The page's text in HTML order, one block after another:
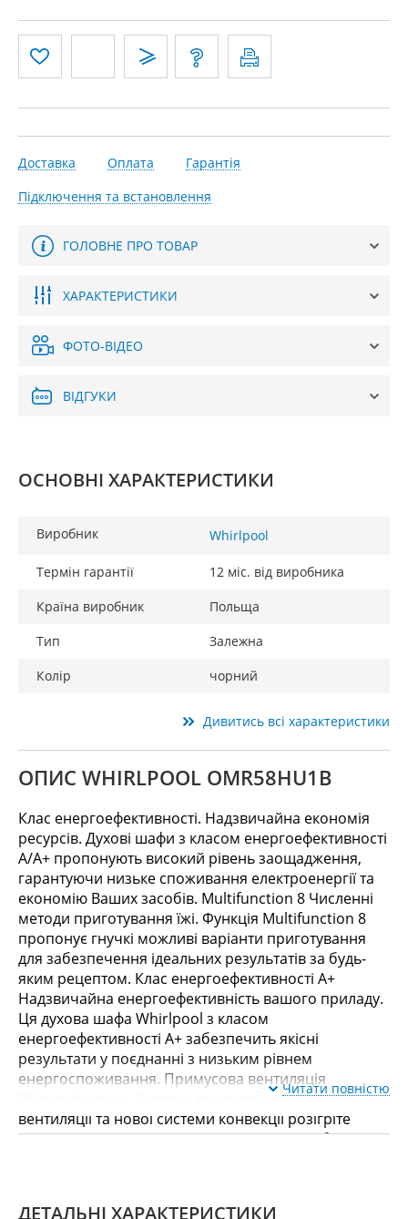
Доставка Оплата
Гарантія
Підключення та встановлення
ГОЛОВНЕ ПРО ТОВАР
ХАРАКТЕРИСТИКИ
ФОТО-ВІДЕО
ВІДГУКИ
ОСНОВНІ ХАРАКТЕРИСТИКИ
Виробник Whirlpool
Термін гарантії
12 міс. від виробника
Країна виробник
Польща
Тип
Залежна
Колір
чорний
Дивитись всі характеристики
ОПИС WHIRLPOOL OMR58HU1B
Клас енергоефективності. Надзвичайна економія
ресурсів. Духові шафи з класом енергоефективності
А/А+ пропонують високий рівень заощадження,
гарантуючи низьке споживання електроенергії та
економію Ваших засобів. Multifunction 8 Численні
методи приготування їжі. Функція Multifunction 8
пропонує гнучкі можливі варіанти приготування
для забезпечення ідеальних результатів за будь-
яким рецептом. Клас енергоефективності А+
Надзвичайна енергоефективність вашого приладу.
Ця духова шафа Whirlpool з класом
енергоефективності А+ забезпечить якісні
результати у поєднанні з низьким рівнем
енергоспоживання. Примусова вентиляція
Збережіть смак. Завдяки технології примусової
вентиляції та нової системи конвекції розігріте
повітря рівномірно циркулює в духовці, забезпечує
Читати повністю
ДЕТАЛЬНІ ХАРАКТЕРИСТИКИ